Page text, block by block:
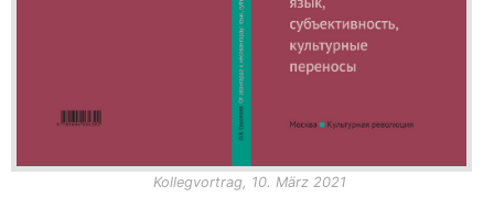
Publikationen
Gesamtverzeichnis derKollegvortrag, 10. März 2021